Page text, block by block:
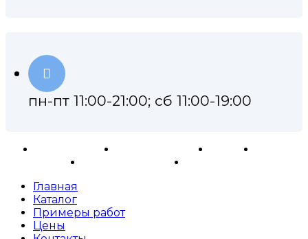
пн-пт 11:00-21:00; сб 11:00-19:00
Ремонт АКПП Примеры работ Каталог
Главная
Каталог
Примеры работ
Цены